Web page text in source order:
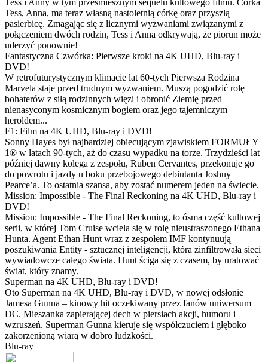
Tess i Anny w tym prześmiesznym sequelu kultowego filmu. Córka
Tess, Anna, ma teraz własną nastoletnią córkę oraz przyszłą
pasierbicę. Zmagając się z licznymi wyzwaniami związanymi z
połączeniem dwóch rodzin, Tess i Anna odkrywają, że piorun może
uderzyć ponownie!
Fantastyczna Czwórka: Pierwsze kroki na 4K UHD, Blu-ray i
DVD!
W retrofuturystycznym klimacie lat 60-tych Pierwsza Rodzina
Marvela staje przed trudnym wyzwaniem. Muszą pogodzić rolę
bohaterów z siłą rodzinnych więzi i obronić Ziemię przed
nienasyconym kosmicznym bogiem oraz jego tajemniczym
heroldem...
F1: Film na 4K UHD, Blu-ray i DVD!
Sonny Hayes był najbardziej obiecującym zjawiskiem FORMUŁY
1® w latach 90-tych, aż do czasu wypadku na torze. Trzydzieści lat
później dawny kolega z zespołu, Ruben Cervantes, przekonuje go
do powrotu i jazdy u boku przebojowego debiutanta Joshuy
Pearce’a. To ostatnia szansa, aby zostać numerem jeden na świecie.
Mission: Impossible - The Final Reckoning na 4K UHD, Blu-ray i
DVD!
Mission: Impossible - The Final Reckoning, to ósma część kultowej
serii, w której Tom Cruise wciela się w rolę nieustraszonego Ethana
Hunta. Agent Ethan Hunt wraz z zespołem IMF kontynuują
poszukiwania Entity - sztucznej inteligencji, która zinfiltrowała sieci
wywiadowcze całego świata. Hunt ściga się z czasem, by uratować
świat, który znamy.
Superman na 4K UHD, Blu-ray i DVD!
Oto Superman na 4K UHD, Blu-ray i DVD, w nowej odsłonie
Jamesa Gunna – kinowy hit oczekiwany przez fanów uniwersum
DC. Mieszanka zapierającej dech w piersiach akcji, humoru i
wzruszeń. Superman Gunna kieruje się współczuciem i głęboko
zakorzenioną wiarą w dobro ludzkości.
Blu-ray